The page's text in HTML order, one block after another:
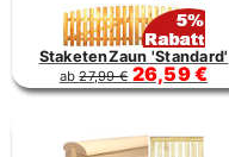
StaketenZaun 'Standard'
ab27,99 € 26,59 €